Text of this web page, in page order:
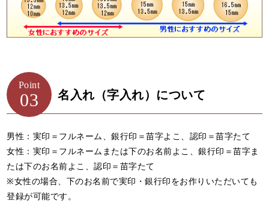
Point
03 名入れ（字入れ）について
男性：実印＝フルネーム、銀行印＝苗字よこ、認印＝苗字たて
女性：実印＝フルネームまたは下のお名前よこ、銀行印＝苗字ま
たは下のお名前よこ、認印＝苗字たて
※女性の場合、下のお名前で実印・銀行印をお作りいただいても
登録が可能です。